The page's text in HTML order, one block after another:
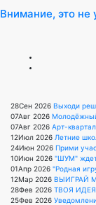
Внимание, это не
28Сен 2026 Выходи
07Авг 2026
07Авг 2026 Арт-
12Июл 2026 Летние
24Июн 2026 Прими
10Июн 2026 "ШУМ"
01Апр 2026 "Родная
12Мар 2026 ВЫИГРАЙ
28Фев 2026 ТВОЯ
25Фев 2026